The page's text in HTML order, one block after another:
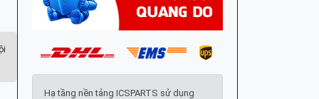
Hạ tầng nền tảng ICSPARTS sử dụng